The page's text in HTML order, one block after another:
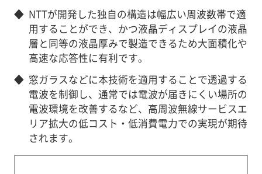
◆ NTTが開発した独自の構造は幅広い周波数帯で適
用することができ、かつ液晶ディスプレイの液晶
層と同等の液晶厚みで製造できるため大面積化や
高速な応答性に有利です。
◆ 窓ガラスなどに本技術を適用することで透過する
電波を制御し、通常では電波が届きにくい場所の
電波環境を改善するなど、高周波無線サービスエ
リア拡大の低コスト・低消費電力での実現が期待
されます。